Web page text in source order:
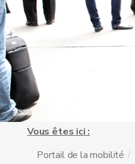
Vous êtes ici :
Portail de la mobilité